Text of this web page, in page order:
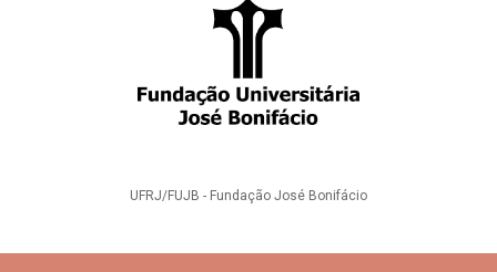
UFRJ/FUJB - Fundação José Bonifácio